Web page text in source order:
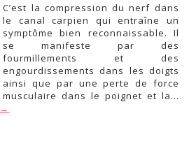
C’est la compression du nerf dans
le canal carpien qui entraîne un
symptôme bien reconnaissable. Il
se manifeste par des
fourmillements et des
engourdissements dans les doigts
ainsi que par une perte de force
musculaire dans le poignet et la…
→